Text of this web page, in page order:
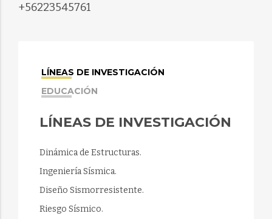
+56223545761
LÍNEAS DE INVESTIGACIÓN
EDUCACIÓN
LÍNEAS DE INVESTIGACIÓN
Dinámica de Estructuras.
Ingeniería Sísmica.
Diseño Sismorresistente.
Riesgo Sísmico.